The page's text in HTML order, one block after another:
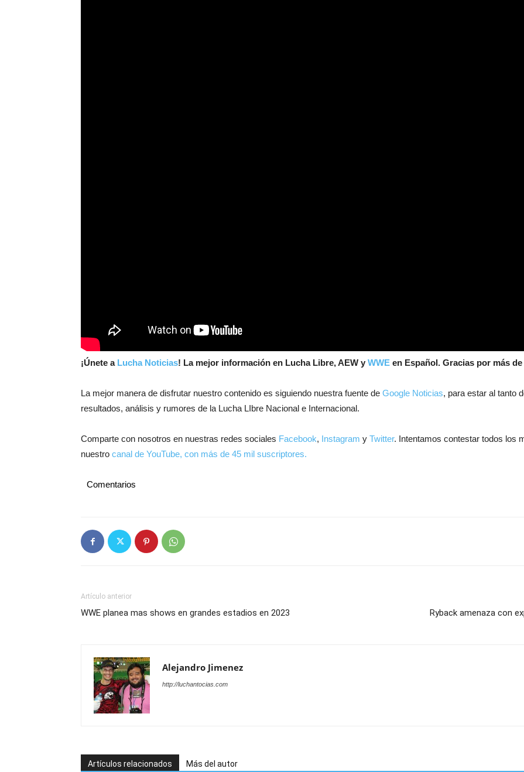
¡Únete a Lucha Noticias! La mejor información en Lucha Libre, AEW y WWE en Español. Gracias por más
La mejor manera de disfrutar nuestro contenido es siguiendo nuestra fuente de Google Noticias, para estar al tanto
resultados, análisis y rumores de la Lucha LIbre Nacional e Internacional.
Comparte con nosotros en nuestras redes sociales Facebook, Instagram y Twitter. Intentamos contestar todos los
nuestro canal de YouTube, con más de 45 mil suscriptores.
Comentarios
Artículo anterior
WWE planea mas shows en grandes estadios en 2023 Ryback amenaza con
Alejandro Jimenez
http://luchantocias.com
Artículos relacionados Más del autor